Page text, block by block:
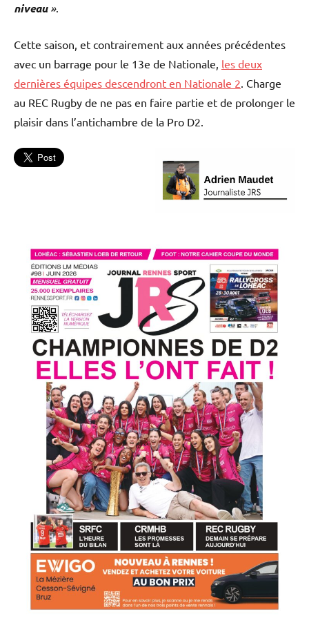
niveau».
Cette saison, et contrairement aux années précédentes
avec un barrage pour le 13e de Nationale, les deux
dernières équipes descendront en Nationale 2. Charge
au REC Rugby de ne pas en faire partie et de prolonger le
plaisir dans l’antichambre de la Pro D2.
Rugby